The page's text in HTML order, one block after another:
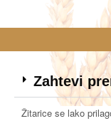
Zahtevi
Žitarice se lako